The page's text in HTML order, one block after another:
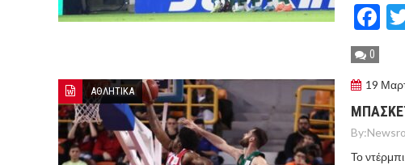
0
ΑΘΛΗΤΙΚΑ 19
By:
Το